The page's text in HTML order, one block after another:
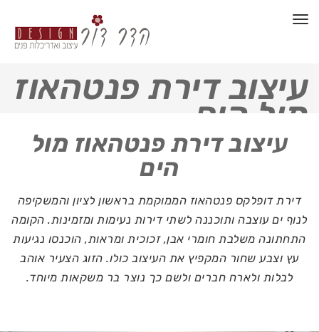
תפריט
עיצוב דירת פנטהאוז
מול הים
עיצוב דירת פנטהאוז מול
הים
דירת דופלקס פנטהאוז הממוקמת בראשון לציון והמשקיפה
לנוף ים עוצבה ותוכננה לשתי דירות נעימות ומזמינות. הקומה
התחתונה משלבת חומרי אבן, זכוכית ומראות, הוכנסו נגיעות
עץ וצבע שחור המקפיץ את העיצוב כולו. הזוג הצעיר אוהב
לבלות ולארח חברים ולשם כך נוצר בר משקאות מיוחד.